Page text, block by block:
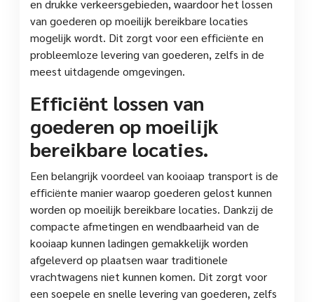
en drukke verkeersgebieden, waardoor het lossen
van goederen op moeilijk bereikbare locaties
mogelijk wordt. Dit zorgt voor een efficiënte en
probleemloze levering van goederen, zelfs in de
meest uitdagende omgevingen.
Efficiënt lossen van
goederen op moeilijk
bereikbare locaties.
Een belangrijk voordeel van kooiaap transport is de
efficiënte manier waarop goederen gelost kunnen
worden op moeilijk bereikbare locaties. Dankzij de
compacte afmetingen en wendbaarheid van de
kooiaap kunnen ladingen gemakkelijk worden
afgeleverd op plaatsen waar traditionele
vrachtwagens niet kunnen komen. Dit zorgt voor
een soepele en snelle levering van goederen, zelfs